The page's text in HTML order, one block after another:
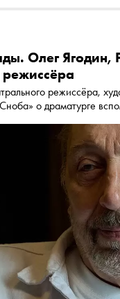
Олег
режиссёра,
о драматурге